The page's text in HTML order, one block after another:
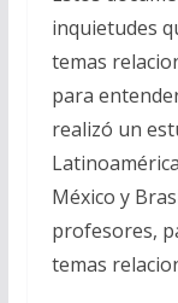
inquietudes
temas
para
realizó un
México y
profesores,
temas